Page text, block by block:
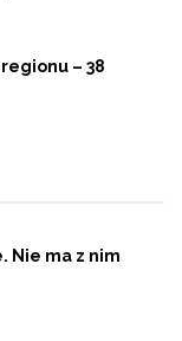
– 38
Nie ma z nim